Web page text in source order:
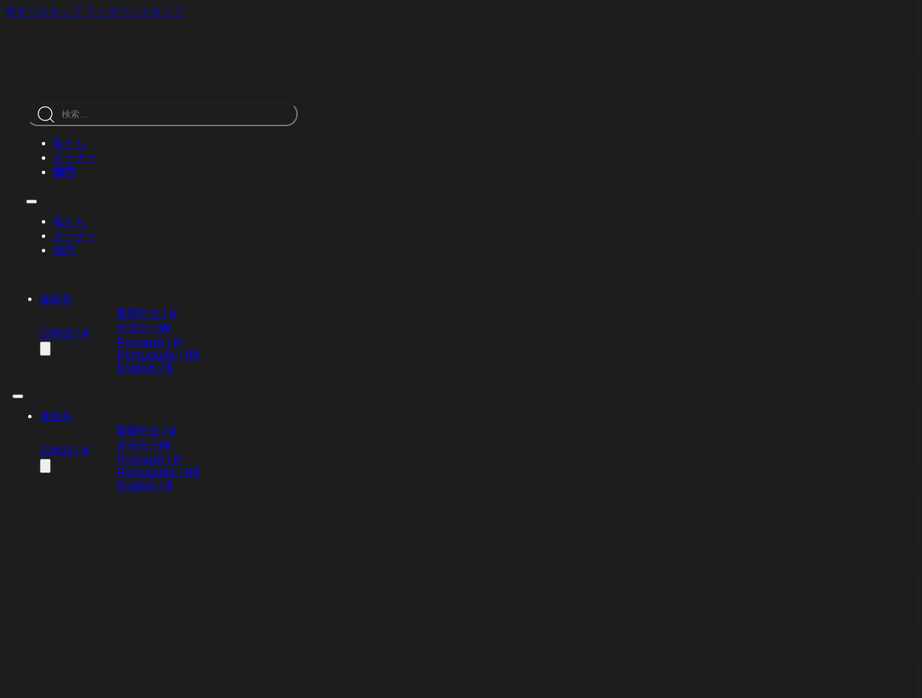
本文へスキップ フッターへスキップ
索
私たち
オーナー
部門
私たち
オーナー
部門
連絡先
日本語 | ¥
繁體中文 | ¥
한국어 | ₩
Русский | ₽
Português | R$
English | $
連絡先
日本語 | ¥
繁體中文 | ¥
한국어 | ₩
Русский | ₽
Português | R$
English | $